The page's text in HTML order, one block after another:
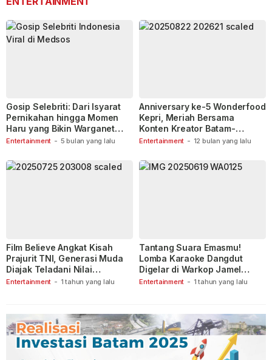
Entertainment - 5 bulan yang lalu
Gosip Selebriti: Dari Isyarat
Pernikahan hingga Momen
Haru yang Bikin Warganet
Berspekulasi
Entertainment - 12 bulan yang lalu
Anniversary ke-5 Wonderfood
Kepri, Meriah Bersama
Konten Kreator Batam-
Tanjungpinang
Entertainment - 1 tahun yang lalu
Film Believe Angkat Kisah
Prajurit TNI, Generasi Muda
Diajak Teladani Nilai
Keberanian
Entertainment - 1 tahun yang lalu
Tantang Suara Emasmu!
Lomba Karaoke Dangdut
Digelar di Warkop Jamel
Ganet